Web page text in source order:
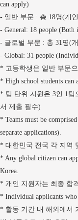
can apply)
- 일반 부문 : 총 18명(개인
- General: 18 people (Both
- 글로벌 부문 : 총 31명(
- Global: 31 people
* 고등학생은 일반 부문
* High school students can
* 팀 단위 지원은 3인 1팀
서 제출 필수)
* Teams must be
separate applications).
* 대한민국 전국 각 지역
* Any global citizen can
Korea.
* 개인 지원자는 최종 합
* Individual applicants who
* 활동 기간 내 해외에서